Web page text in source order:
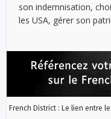
son indemnisation,
les USA, gérer son
French District : Le lien entre